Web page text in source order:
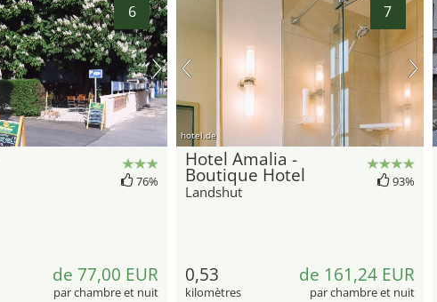
6
76%
de 77,00 EUR
par chambre et nuit
7
hotel.de
Hotel Amalia -
Boutique Hotel
Landshut
93%
0,53
kilomètres
de 161,24 EUR
par chambre et nuit